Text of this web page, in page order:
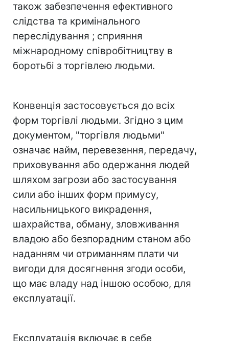
також забезпечення ефективного
слідства та кримінального
переслідування ; сприяння
міжнародному співробітництву в
боротьбі з торгівлею людьми.
Конвенція застосовується до всіх
форм торгівлі людьми. Згідно з цим
документом, "торгівля людьми"
означає найм, перевезення, передачу,
приховування або одержання людей
шляхом загрози або застосування
сили або інших форм примусу,
насильницького викрадення,
шахрайства, обману, зловживання
владою або безпорадним станом або
наданням чи отриманням плати чи
вигоди для досягнення згоди особи,
що має владу над іншою особою, для
експлуатації.
Експлуатація включає в себе